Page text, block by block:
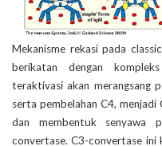
Mekanisme rekasi pada
berikatan dengan
teraktivasi akan merangsang
serta pembelahan C4,
dan membentuk senyawa
convertase. C3-convertase ini